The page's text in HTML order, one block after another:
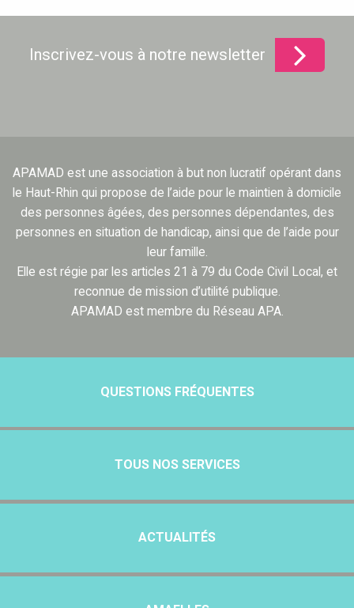
Inscrivez-vous à notre newsletter
APAMAD est une association à but non lucratif opérant dans
le Haut-Rhin qui propose de l’aide pour le maintien à domicile
des personnes âgées, des personnes dépendantes, des
personnes en situation de handicap, ainsi que de l’aide pour
leur famille.
Elle est régie par les articles 21 à 79 du Code Civil Local, et
reconnue de mission d’utilité publique.
APAMAD est membre du Réseau APA.
QUESTIONS FRÉQUENTES
TOUS NOS SERVICES
ACTUALITÉS